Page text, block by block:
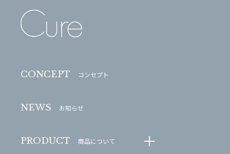
CONCEPT コンセプト
NEWS お知らせ
PRODUCT 商品について